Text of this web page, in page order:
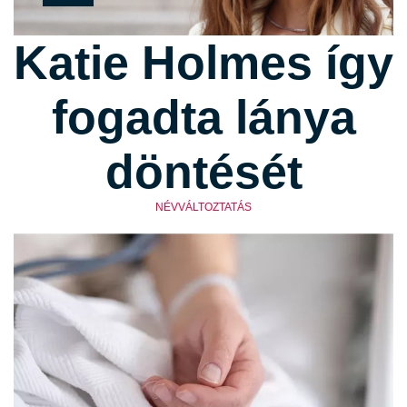
Katie Holmes így
fogadta lánya
döntését
NÉVVÁLTOZTATÁS